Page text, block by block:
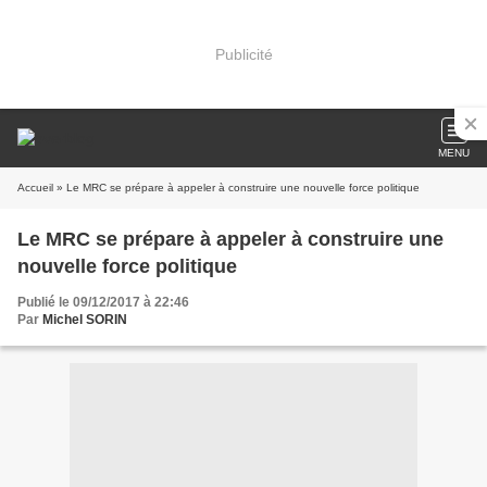
Publicité
MENU
Accueil » Le MRC se prépare à appeler à construire une nouvelle force politique
Le MRC se prépare à appeler à construire une
nouvelle force politique
Publié le 09/12/2017 à 22:46
Par Michel SORIN